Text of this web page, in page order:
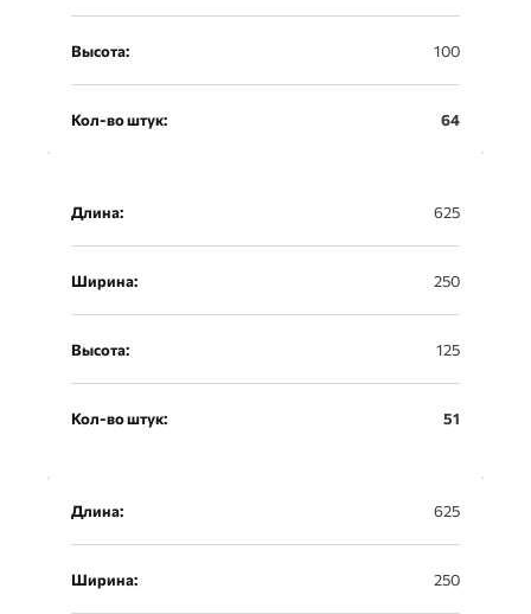
Высота: 100
Кол-во штук: 64
Длина: 625
Ширина: 250
Высота: 125
Кол-во штук: 51
Длина: 625
Ширина: 250